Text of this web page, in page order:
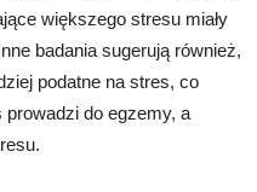
większego stresu miały
badania sugerują również,
podatne na stres, co
prowadzi do egzemy, a